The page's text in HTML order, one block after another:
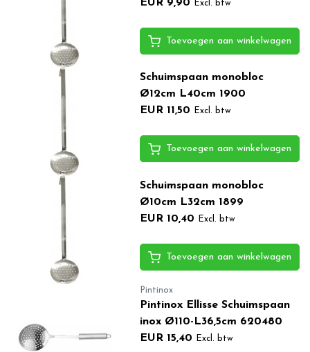
EUR 9,90
Excl. btw
Toevoegen aan winkelwagen
Schuimspaan monobloc
Ø12cm L40cm 1900
EUR 11,50
Excl. btw
Toevoegen aan winkelwagen
Schuimspaan monobloc
Ø10cm L32cm 1899
EUR 10,40
Excl. btw
Toevoegen aan winkelwagen
Pintinox
Pintinox Ellisse Schuimspaan
inox Ø110-L36,5cm 620480
EUR 15,40
Excl. btw